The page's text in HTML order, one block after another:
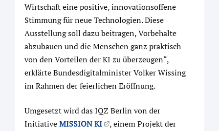
Wirtschaft eine positive, innovationsoffene
Stimmung für neue Technologien. Diese
Ausstellung soll dazu beitragen, Vorbehalte
abzubauen und die Menschen ganz praktisch
von den Vorteilen der KI zu überzeugen“,
erklärte Bundesdigitalminister Volker Wissing
im Rahmen der feierlichen Eröffnung.
Umgesetzt wird das IQZ Berlin von der
InitiativeMISSION KI
, einem Projekt der